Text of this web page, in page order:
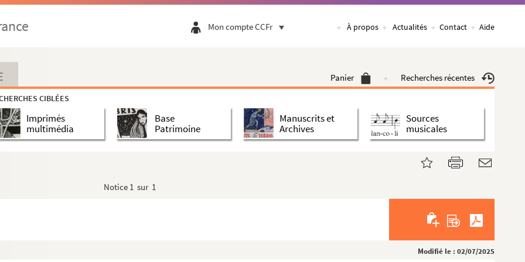
Mon compte CCFr À propos Actualités Contact Aide
Panier Recherches récentes
CIBLÉES
Imprimés
multimédia
Base
Patrimoine
Manuscrits et
Archives
Sources
musicales
Notice 1 sur 1
Modifié le : 02/07/2025